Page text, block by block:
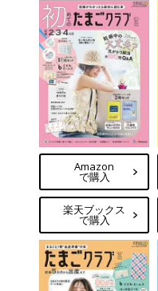
Amazon
で購入
楽天ブックス
で購入